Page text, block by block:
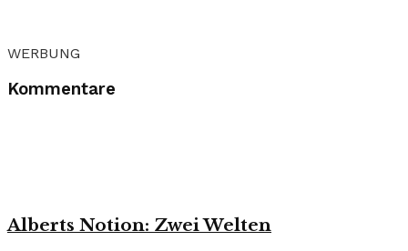
WERBUNG
Kommentare
Alberts Notion: Zwei Welten